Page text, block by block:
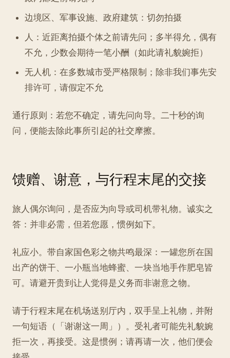
边境区、军事设施、政府建筑：切勿拍摄
人：近距离拍摄个体之前请先问；多半得允，偶有
不允，少数会期待一笔小酬（如此请礼貌婉拒）
无人机：在多数城市受严格限制；除非我们事先安
排许可，请假定不允
通行原则：若您不确定，请先问向导。二十秒的询
问，便能去除此事所引起的社交摩擦。
馈赠、谢意，与行程末尾的交接
旅人偶尔询问，是否应为向导或司机带礼物。诚实之
答：并非必需，但若您愿，惯例如下。
礼应小。带自家国色彩之物共鸣最深：一罐您所在国
出产的饼干、一小瓶当地蜂蜜、一块当地手作肥皂皆
可。请避开贵到让人觉得是义务而非谢意之物。
请于行程末尾在机场送别厅内，双手呈上礼物，并附
一句短语（「谢谢这一周」）。受礼者可能先礼貌婉
拒一次，再接受。这是惯例；请再请一次，他们便会